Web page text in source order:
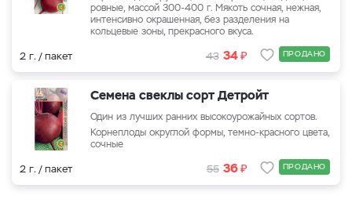
ровные, массой 300-400 г. Мякоть сочная, нежная,
интенсивно окрашенная, без разделения на
кольцевые зоны, прекрасного вкуса.
2 г. / пакет 43 34₽ ПРОДАНО
Семена свеклы сорт Детройт
Один из лучших ранних высокоурожайных сортов.
Корнеплоды округлой формы, темно-красного цвета,
сочные
2 г. / пакет 55 36₽ ПРОДАНО